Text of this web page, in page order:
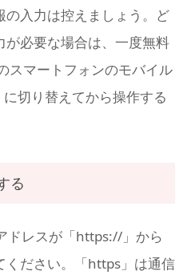
の入力は控えましょう。ど
が必要な場合は、一度無料
スマートフォンのモバイル
切り替えてから操作する
る
ドレスが「https://」から
ください。「https」は通信